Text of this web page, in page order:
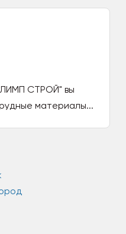
СТРОЙ" вы
материалы...